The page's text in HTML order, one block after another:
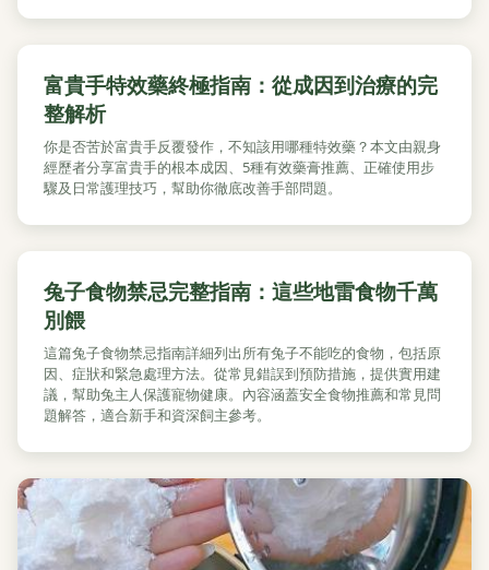
富貴手特效藥終極指南：從成因到治療的完
整解析
你是否苦於富貴手反覆發作，不知該用哪種特效藥？本文由親身
經歷者分享富貴手的根本成因、5種有效藥膏推薦、正確使用步
驟及日常護理技巧，幫助你徹底改善手部問題。
兔子食物禁忌完整指南：這些地雷食物千萬
別餵
這篇兔子食物禁忌指南詳細列出所有兔子不能吃的食物，包括原
因、症狀和緊急處理方法。從常見錯誤到預防措施，提供實用建
議，幫助兔主人保護寵物健康。內容涵蓋安全食物推薦和常見問
題解答，適合新手和資深飼主參考。